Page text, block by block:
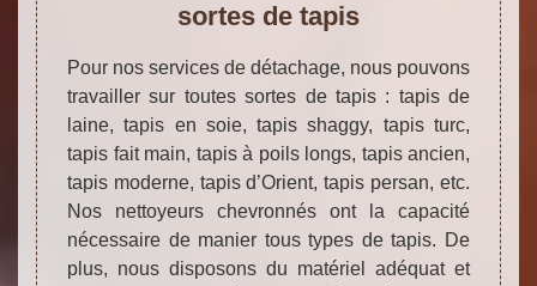
sortes de tapis
Pour nos services de détachage, nous pouvons
travailler sur toutes sortes de tapis : tapis de
laine, tapis en soie, tapis shaggy, tapis turc,
tapis fait main, tapis à poils longs, tapis ancien,
tapis moderne, tapis d’Orient, tapis persan, etc.
Nos nettoyeurs chevronnés ont la capacité
nécessaire de manier tous types de tapis. De
plus, nous disposons du matériel adéquat et